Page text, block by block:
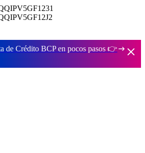
de Crédito BCP en pocos pasos 👉